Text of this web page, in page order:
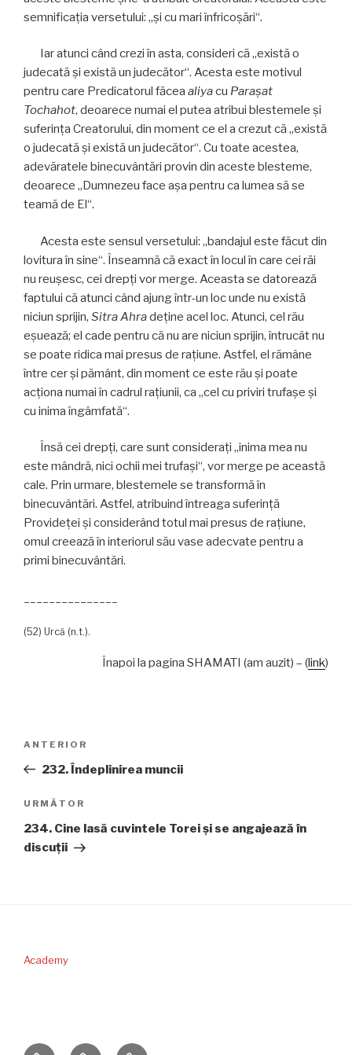
semnificaţia versetului: „şi cu mari înfricoşări“.
Iar atunci când crezi în asta, consideri că „există o
judecată şi există un judecător“. Acesta este motivul
pentru care Predicatorul făcea aliyacu Paraşat
Tochahot, deoarece numai el putea atribui blestemele şi
suferinţa Creatorului, din moment ce el a crezut că „există
o judecată şi există un judecător“. Cu toate acestea,
adevăratele binecuvântări provin din aceste blesteme,
deoarece „Dumnezeu face aşa pentru ca lumea să se
teamă de El“.
Acesta este sensul versetului: „bandajul este făcut din
lovitura în sine“. Înseamnă că exact în locul în care cei răi
nu reuşesc, cei drepţi vor merge. Aceasta se datorează
faptului că atunci când ajung într-un loc unde nu există
niciun sprijin, Sitra Ahradeţine acel loc. Atunci, cel rău
eşuează; el cade pentru că nu are niciun sprijin, întrucât nu
se poate ridica mai presus de raţiune. Astfel, el rămâne
între cer şi pământ, din moment ce este rău şi poate
acţiona numai în cadrul raţiunii, ca „cel cu priviri trufaşe şi
cu inima îngâmfată“.
Însă cei drepţi, care sunt consideraţi „inima mea nu
este mândră, nici ochii mei trufaşi“, vor merge pe această
cale. Prin urmare, blestemele se transformă în
binecuvântări. Astfel, atribuind întreaga suferinţă
Provideţei şi considerând totul mai presus de raţiune,
omul creează în interiorul său vase adecvate pentru a
primi binecuvântări.
(52) Urcă (n.t.).
Înapoi la pagina SHAMATI (am auzit) – (link)
articole
Articolul
anterior
ANTERIOR
232. Îndeplinirea muncii
Articolul
următor
URMĂTOR
234. Cine lasă cuvintele Torei şi se angajează în
discuţii
Academy